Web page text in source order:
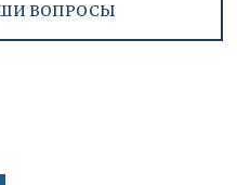
ВОПРОСЫ